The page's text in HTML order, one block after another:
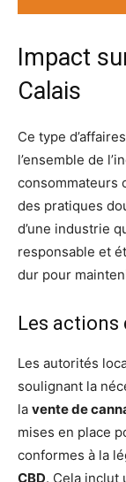
Impact
Calais
Ce type
l’ensemble de
consommateurs
des pratiques
d’une industrie
responsable et
dur pour
Les actions
Les autorités
soulignant la
la vente de
mises en place
conformes à la
CBD. Cela inclut